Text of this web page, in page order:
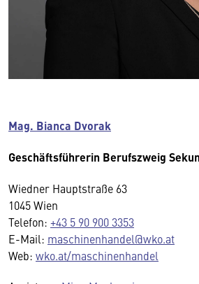
Mag. Bianca Dvorak
Geschäftsführerin Berufszweig
Wiedner Hauptstraße 63
1045 Wien
Telefon: +43 5 90 900 3353
E-Mail: maschinenhandel@wko.at
Web: wko.at/maschinenhandel